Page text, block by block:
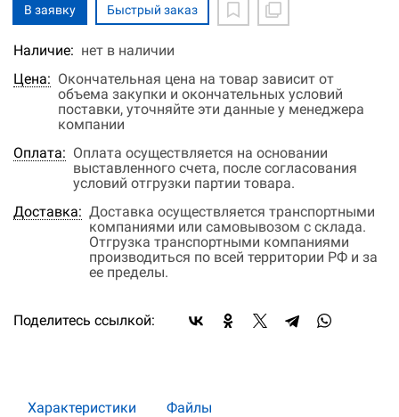
В заявку Быстрый заказ
Наличие: нет в наличии
Цена: Окончательная цена на товар зависит от
объема закупки и окончательных условий
поставки, уточняйте эти данные у менеджера
компании
Оплата: Оплата осуществляется на основании
выставленного счета, после согласования
условий отгрузки партии товара.
Доставка: Доставка осуществляется транспортными
компаниями или самовывозом с склада.
Отгрузка транспортными компаниями
производиться по всей территории РФ и за
ее пределы.
Поделитесь ссылкой:
Характеристики Файлы